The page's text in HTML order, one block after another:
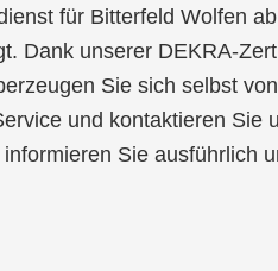
für Bitterfeld Wolfen
Dank unserer DEKRA-
Sie sich selbst
und kontaktieren Sie
Sie ausführlich